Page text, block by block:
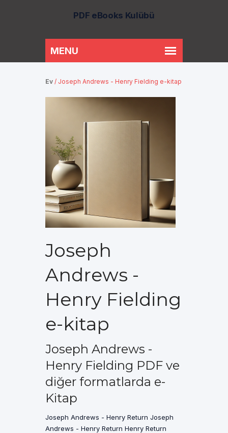
PDF eBooks Kulübü
Ev / Joseph Andrews - Henry Fielding e-kitap
Joseph
Andrews -
Henry Fielding
e-kitap
Joseph Andrews -
Henry Fielding PDF ve
diğer formatlarda e-
Kitap
Joseph Andrews - Henry Return Joseph
Andrews - Henry Return Henry Return